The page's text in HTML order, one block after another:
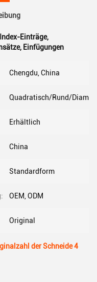
Einträge,
, Einfügungen
Chengdu, China
Quadratisch/Rund/
Erhältlich
China
Standardform
OEM, ODM
Original
der Schneide 4